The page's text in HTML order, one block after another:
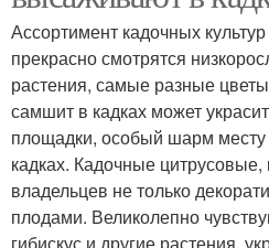
Ассортимент кадочных
прекрасно смотрятся
растения, самые разные цветы
самшит в кадках может
площадки, особый шарм месту
кадках. Кадочные
владельцев не только
плодами. Великолепно
гибискус и другие растения,